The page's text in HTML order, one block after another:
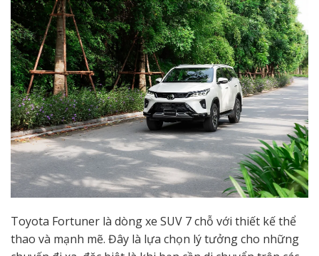
Toyota Fortuner là dòng xe SUV 7 chỗ với thiết kế thể
thao và mạnh mẽ. Đây là lựa chọn lý tưởng cho những